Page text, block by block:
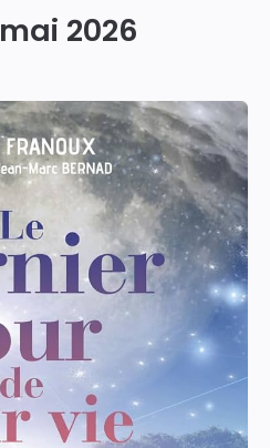
mai 2026